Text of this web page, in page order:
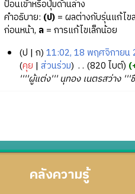
ป้อนเข้าหรือปุ่มด้านล่าง
คำอธิบาย: (ป)= ผลต่างกับรุ่นแก้ไข
ก่อนหน้า, ล= การแก้ไขเล็กน้อย
จิ
ก
ป ก 11:02, 18 พฤศจิกายน
คุย ส่วนร่วม ‎ 820 ไบต์
''''ผู้แต่ง''' นุทอง เนตรสว่าง '''
คลังความรู้